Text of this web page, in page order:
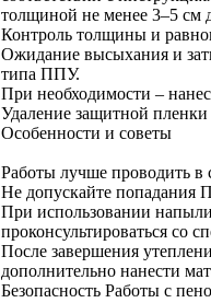
толщиной не менее 3–5 см
Контроль толщины и
Ожидание высыхания и
типа ППУ.
При необходимости –
Удаление защитной
Особенности и советы
Работы лучше проводить в
Не допускайте попадания
При использовании
проконсультироваться со
После завершения
дополнительно нанести
Безопасность Работы с